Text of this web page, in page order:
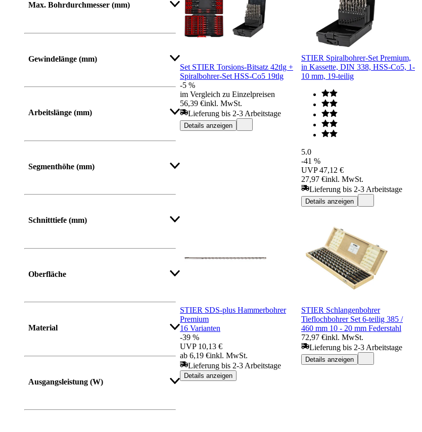
Max. Bohrdurchmesser (mm)
Gewindelänge (mm)
Arbeitslänge (mm)
Segmenthöhe (mm)
Schnitttiefe (mm)
Oberfläche
Material
Ausgangsleistung (W)
Set STIER Torsions-Bitsatz 42tlg +
Spiralbohrer-Set HSS-Co5 19tlg
-5 %
im Vergleich zu Einzelpreisen
56,39 €inkl. MwSt.
Lieferung bis 2-3 Arbeitstage
Details anzeigen
STIER Spiralbohrer-Set Premium,
in Kassette, DIN 338, HSS-Co5, 1-
10 mm, 19-teilig
5.0
-41 %
UVP 47,12 €
27,97 €inkl. MwSt.
Lieferung bis 2-3 Arbeitstage
Details anzeigen
STIER SDS-plus Hammerbohrer
Premium
16 Varianten
-39 %
UVP 10,13 €
ab 6,19 €inkl. MwSt.
Lieferung bis 2-3 Arbeitstage
Details anzeigen
STIER Schlangenbohrer
Tieflochbohrer Set 6-teilig 385 /
460 mm 10 - 20 mm Federstahl
72,97 €inkl. MwSt.
Lieferung bis 2-3 Arbeitstage
Details anzeigen